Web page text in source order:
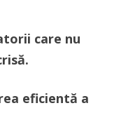
care nu
eficientă a